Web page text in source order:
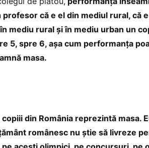
că e el din mediul rural, că
mediu rural și în mediu urban un
5, spre 6, așa cum performanța
masa.
din România reprezintă masa.
românesc nu știe să livreze